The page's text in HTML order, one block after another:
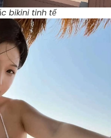
bikini tinh tế